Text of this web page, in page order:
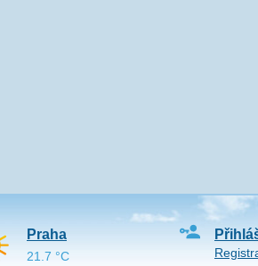
Praha
21.7 °C